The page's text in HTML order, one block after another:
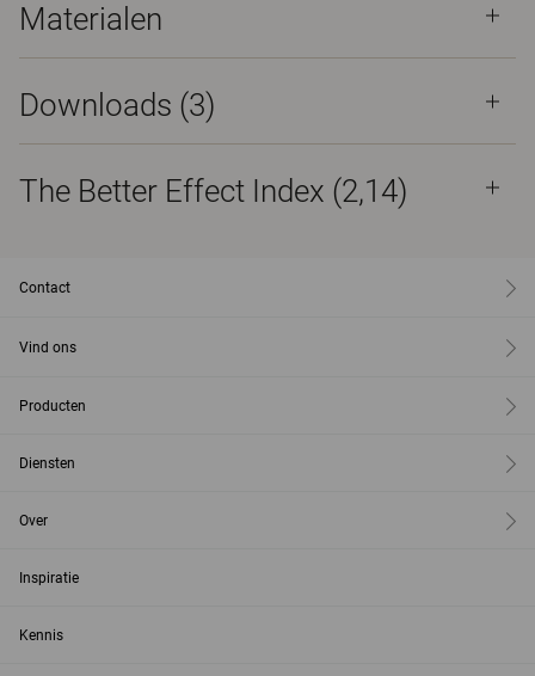
Materialen
Downloads (3)
The Better Effect Index (2,14)
Contact
Vind ons
Producten
Diensten
Over
Inspiratie
Kennis